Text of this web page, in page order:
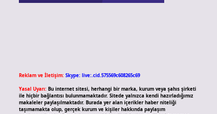
Reklam ve İletişim: Skype: live:.cid.575569c608265c69
Yasal Uyarı: Bu internet sitesi, herhangi bir marka, kurum veya şahıs şirketi
ile hiçbir bağlantısı bulunmamaktadır. Sitede yalnızca kendi hazırladığımız
makaleler paylaşılmaktadır. Burada yer alan içerikler haber niteliği
taşımamakta olup, gerçek kurum ve kişiler hakkında paylaşım